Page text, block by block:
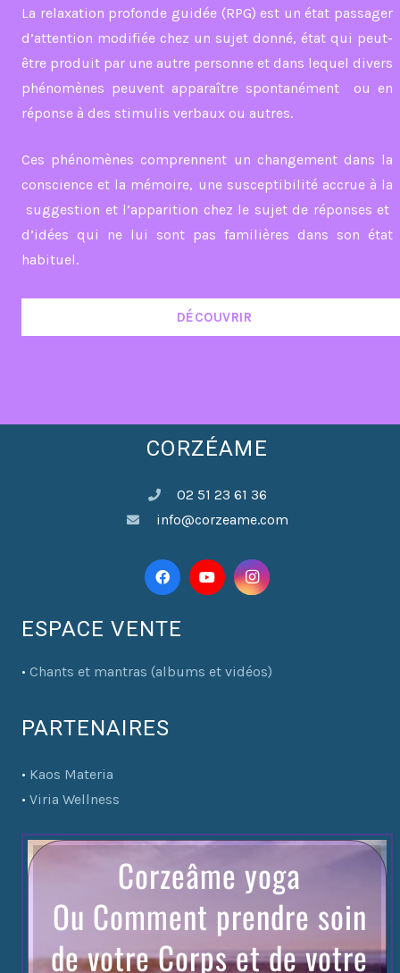
La relaxation profonde guidée (RPG) est un état passager
d’attention modifiée chez un sujet donné, état qui peut-
être produit par une autre personne et dans lequel divers
phénomènes peuvent apparaître spontanément ou en
réponse à des stimulis verbaux ou autres.
Ces phénomènes comprennent un changement dans la
conscience et la mémoire, une susceptibilité accrue à la
suggestion et l’apparition chez le sujet de réponses et
d’idées qui ne lui sont pas familières dans son état
habituel.
DÉCOUVRIR
CORZÉAME
02 51 23 61 36
info@corzeame.com
ESPACE VENTE
• Chants et mantras (albums et vidéos)
PARTENAIRES
• Kaos Materia
• Viria Wellness